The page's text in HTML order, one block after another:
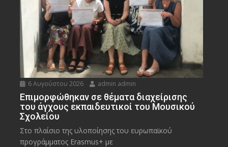
6 Αυγούστου 2026 admin admin
Eπιμορφώθηκαν σε θέματα διαχείρισης
του άγχους εκπαιδευτικοί του Μουσικού
Σχολείου
Στο πλαίσιο της υλοποίησης του ευρωπαϊκού
προγράμματος Erasmus+ με